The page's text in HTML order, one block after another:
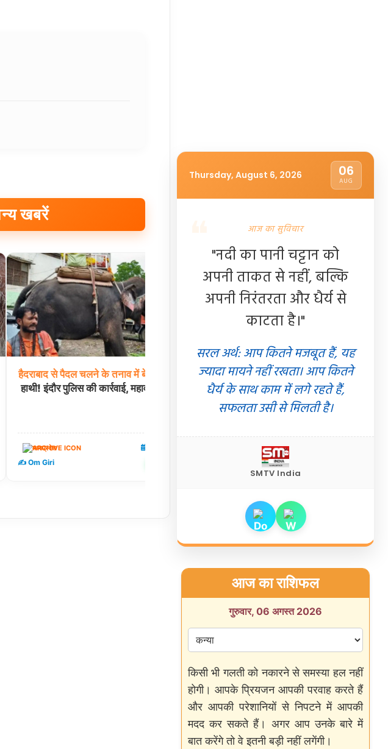
खबरें
हैदराबाद से पैदल चलने के तनाव में बेकाबू
हाथी! इंदौर पुलिस की कार्रवाई, महावत गिरफ्तार
मध्यप्रदेश
✍️ Om Giri
ग्वालियर में MITS की बीटेक छात्रा ने हॉस्टल
लगाईफांसी, सहेली को वाट्सऐप पर भेजा “बाय”
और लिखा मार्मिक सुसाइड नोट
Thursday, August 6, 2026 06
AUG
आज का सुविचार
"नदी का पानी चट्टान को
अपनी ताकत से नहीं, बल्कि
अपनी निरंतरता और धैर्य से
काटता है।"
सरल अर्थ: आप कितने मजबूत हैं, यह
ज्यादा मायने नहीं रखता। आप कितने
धैर्य के साथ काम में लगे रहते हैं,
सफलता उसी से मिलती है।
SMTV India
आज का राशिफल
गुरुवार, 06 अगस्त 2026
किसी भी गलती को नकारने से समस्या हल नहीं
होगी। आपके प्रियजन आपकी परवाह करते हैं
और आपकी परेशानियों से निपटने में आपकी
मदद कर सकते हैं। अगर आप उनके बारे में
बात करेंगे तो वे इतनी बड़ी नहीं लगेंगी।